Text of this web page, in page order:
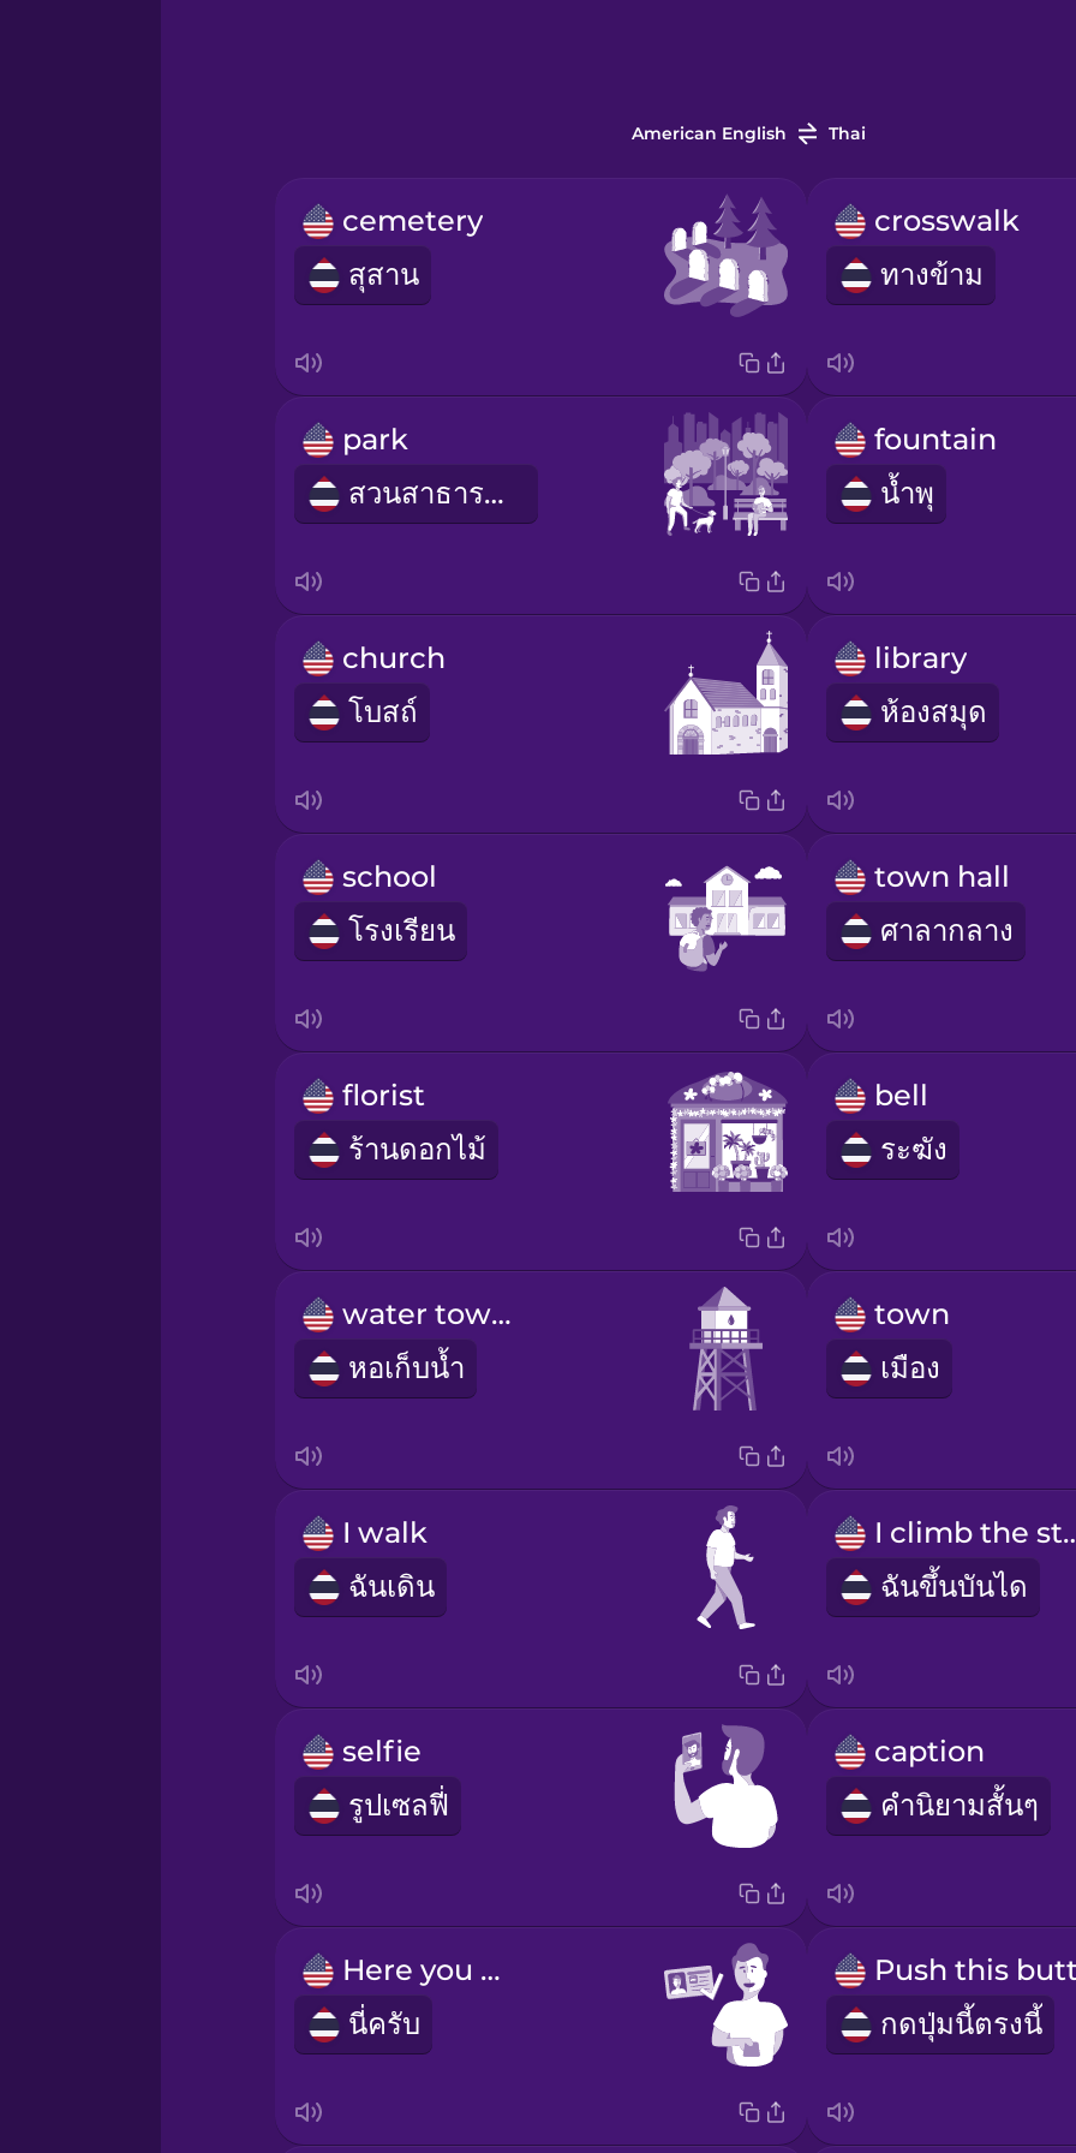
Icelandic
Igbo
Italian
Korean
Mandarin Chinese
Persian
Russian
Serbian
Swahili
Tagalog
Thai
Ukrainian
Yoruba
American English Thai
cemetery
สุสาน
crosswalk
ทางข้าม
park
สวนสาธารณะ
fountain
น้ำพุ
church
โบสถ์
library
ห้องสมุด
school
โรงเรียน
town hall
ศาลากลาง
florist
ร้านดอกไม้
bell
ระฆัง
water tower
หอเก็บน้ำ
town
เมือง
I walk
ฉันเดิน
I
ฉันขึ้นบันได
selfie
รูปเซลฟี่
caption
คำนิยามสั้นๆ
Here you go.
นี่ครับ
กดปุ่มนี้ตรงนี้